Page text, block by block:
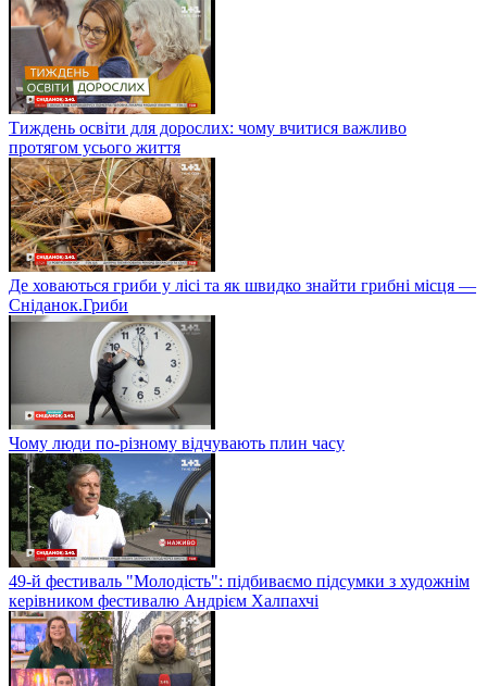
Тиждень освіти для дорослих: чому вчитися важливо
протягом усього життя
Де ховаються гриби у лісі та як швидко знайти грибні місця —
Сніданок.Гриби
Чому люди по-різному відчувають плин часу
49-й фестиваль "Молодість": підбиваємо підсумки з художнім
керівником фестивалю Андрієм Халпахчі